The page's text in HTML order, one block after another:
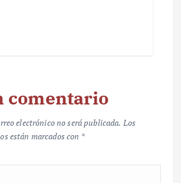
comentario
electrónico no será publicada. Los
están marcados con *